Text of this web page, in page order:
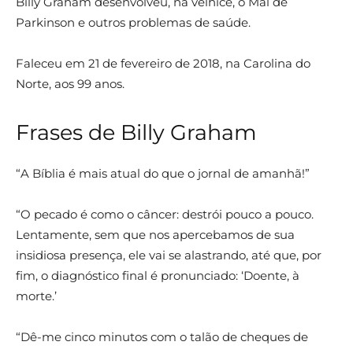
Parkinson e outros problemas de saúde.
Faleceu em 21 de fevereiro de 2018, na Carolina do
Norte, aos 99 anos.
Frases de Billy Graham
“A Bíblia é mais atual do que o jornal de amanhã!”
“O pecado é como o câncer: destrói pouco a pouco.
Lentamente, sem que nos apercebamos de sua
insidiosa presença, ele vai se alastrando, até que, por
fim, o diagnóstico final é pronunciado: ‘Doente, à
morte.’
“Dê-me cinco minutos com o talão de cheques de